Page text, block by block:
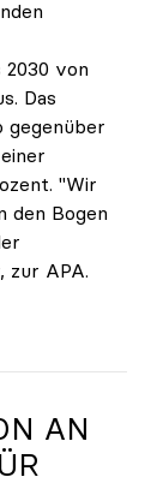
2030 von
Das
gegenüber
"Wir
den Bogen
zur APA.
AN